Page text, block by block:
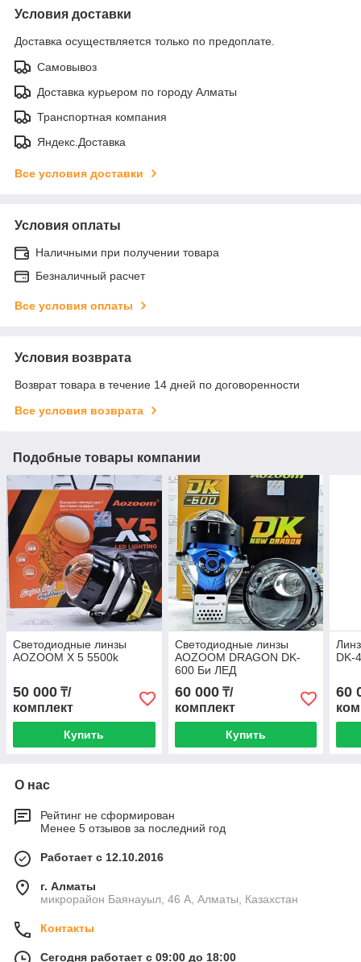
Условия доставки
Доставка осуществляется только по предоплате.
Самовывоз
Доставка курьером по городу Алматы
Транспортная компания
Яндекс.Доставка
Все условия доставки
Условия оплаты
Наличными при получении товара
Безналичный расчет
Все условия оплаты
Условия возврата
Возврат товара в течение 14 дней по договоренности
Все условия возврата
Подобные товары компании
Светодиодные линзы
AOZOOM X 5 5500k
50 000 ₸/
комплект
Купить
Светодиодные линзы
AOZOOM DRAGON DK-
600 Би ЛЕД
60 000₸/
комплект
Купить
DK-
60
О нас
Рейтинг не сформирован
Менее 5 отзывов за последний год
Работает с 12.10.2016
г. Алматы
микрорайон Баянауыл, 46 А, Алматы, Казахстан
Контакты
Сегодня работает с 09:00 до 18:00